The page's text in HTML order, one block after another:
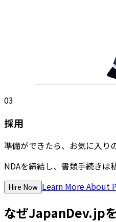
03
採用
準備ができたら、お気に入り
NDAを締結し、書類手続きは
Hire Now Learn More About
なぜJapanDev.jp